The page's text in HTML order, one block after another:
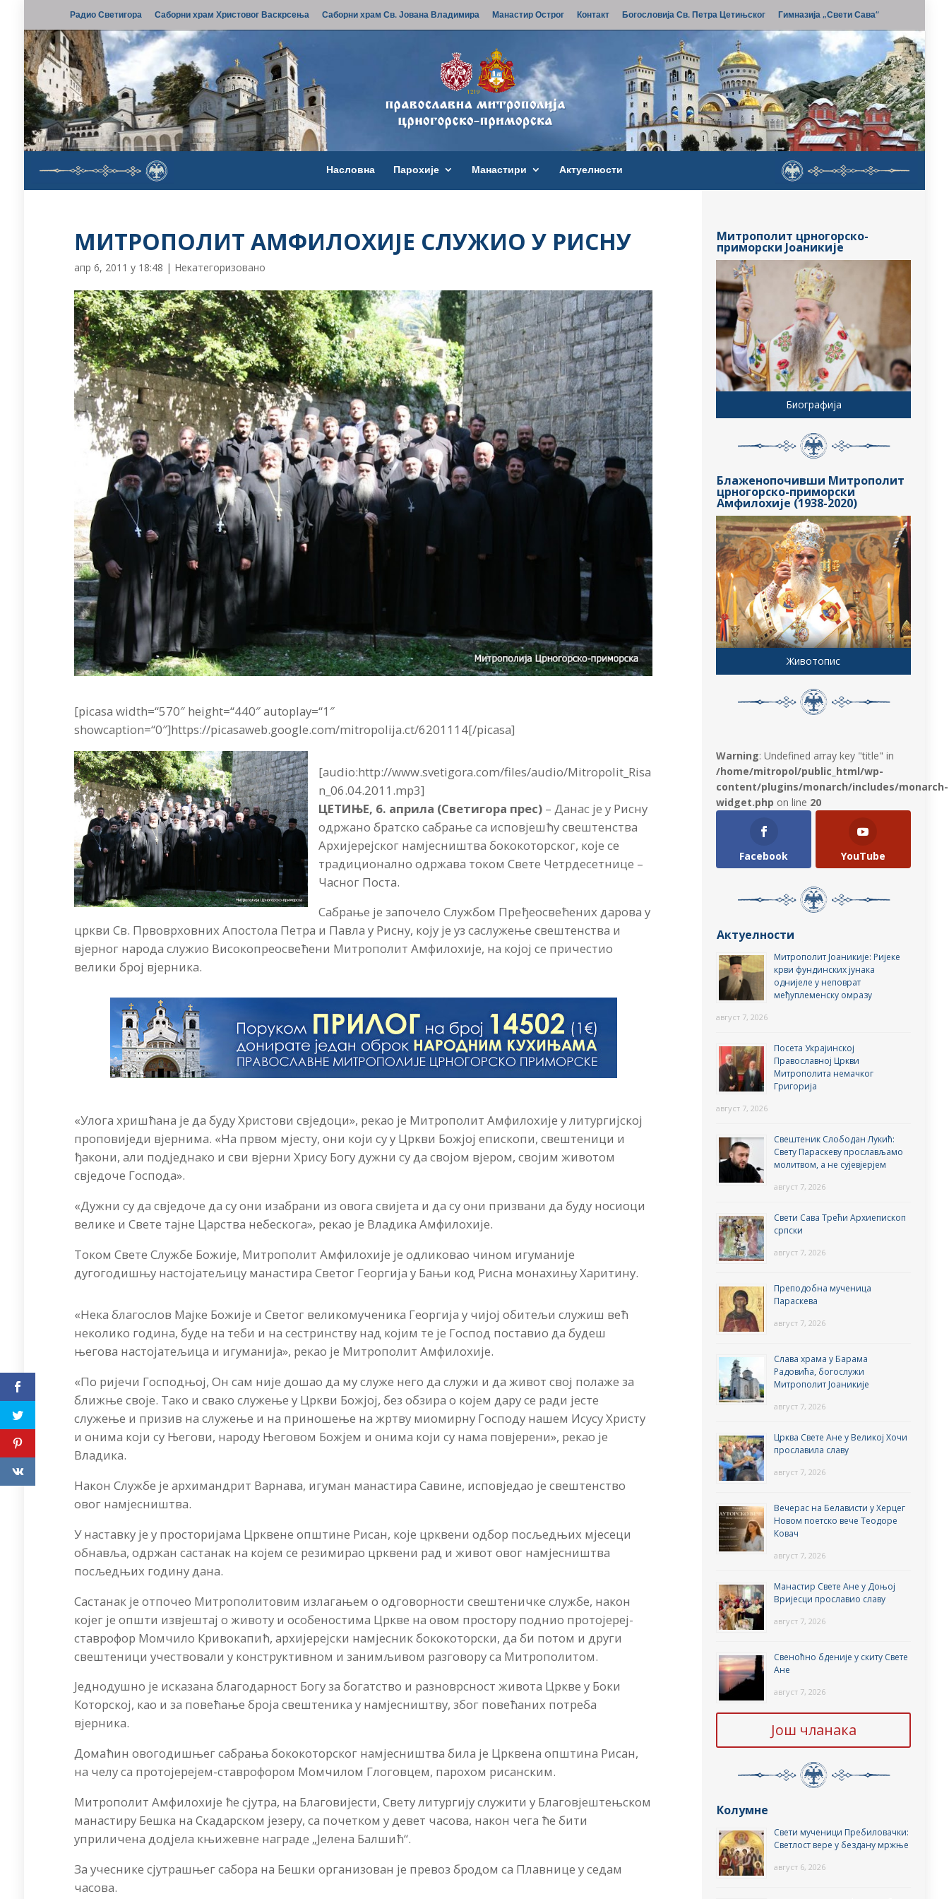
Радио Светигора Саборни храм Христовог Васкрсења Саборни храм Св. Јована Владимира Манастир Острог Контакт Богословија Св. Петра Цетињског Гимназија „Свети Сава“
Насловна Парохије Манастири Актуелности
МИТРОПОЛИТ АМФИЛОХИЈЕ СЛУЖИО У РИСНУ
апр 6, 2011 у 18:48 | Некатегоризовано
[picasa width=“570″ height=“440″ autoplay=“1″
showcaption=“0″]https://picasaweb.google.com/mitropolija.ct/6201114[/picasa]
[audio:http://www.svetigora.com/files/audio/Mitropolit_Risa
n_06.04.2011.mp3]
ЦЕТИЊЕ, 6. априла (Светигора прес) – Данас је у Рисну
одржано братско сабрање са исповјешћу свештенства
Архијерејског намјесништва бококоторског, које се
традиционално одржава током Свете Четрдесетнице –
Часног Поста.
Сабрање је започело Службом Пређеосвећених дарова у
цркви Св. Првоврховних Апостола Петра и Павла у Рисну, коју је уз саслужење свештенства и
вјерног народа служио Високопреосвећени Митрополит Амфилохије, на којој се причестио
велики број вјерника.
«Улога хришћана је да буду Христови свједоци», рекао је Митрополит Амфилохије у литургијској
проповиједи вјернима. «На првом мјесту, они који су у Цркви Божјој епископи, свештеници и
ђакони, али подједнако и сви вјерни Хрису Богу дужни су да својом вјером, својим животом
свједоче Господа».
«Дужни су да свједоче да су они изабрани из овога свијета и да су они призвани да буду носиоци
велике и Свете тајне Царства небескога», рекао је Владика Амфилохије.
Током Свете Службе Божије, Митрополит Амфилохије је одликовао чином игуманије
дугогодишњу настојатељицу манастира Светог Георгија у Бањи код Рисна монахињу Харитину.
«Нека благослов Мајке Божије и Светог великомученика Георгија у чијој обитељи служиш већ
неколико година, буде на теби и на сестринству над којим те је Господ поставио да будеш
његова настојатељица и игуманија», рекао је Митрополит Амфилохије.
«По ријечи Господњој, Он сам није дошао да му служе него да служи и да живот свој полаже за
ближње своје. Тако и свако служење у Цркви Божјој, без обзира о којем дару се ради јесте
служење и призив на служење и на приношење на жртву миомирну Господу нашем Исусу Христу
и онима који су Његови, народу Његовом Божјем и онима који су нама повјерени», рекао је
Владика.
Након Службе је архимандрит Варнава, игуман манастира Савине, исповједао је свештенство
овог намјесништва.
У наставку је у просторијама Црквене општине Рисан, које црквени одбор посљедњих мјесеци
обнавља, одржан састанак на којем се резимирао црквени рад и живот овог намјесништва
посљедњих годину дана.
Састанак је отпочео Митрополитовим излагањем о одговорности свештеничке службе, након
којег је општи извјештај о животу и особеностима Цркве на овом простору поднио протојереј-
ставрофор Момчило Кривокапић, архијерејски намјесник бококоторски, да би потом и други
свештеници учествовали у конструктивном и занимљивом разговору са Митрополитом.
Једнодушно је исказана благодарност Богу за богатство и разноврсност живота Цркве у Боки
Которској, као и за повећање броја свештеника у намјесништву, због повећаних потреба
вјерника.
Домаћин овогодишњег сабрања бококоторског намјесништва била је Црквена општина Рисан,
на челу са протојерејем-ставрофором Момчилом Глоговцем, парохом рисанским.
Митрополит Амфилохије ће сјутра, на Благовијести, Свету литургију служити у Благовјештењском
манастиру Бешка на Скадарском језеру, са почетком у девет часова, након чега ће бити
уприличена додјела књижевне награде „Јелена Балшић“.
За учеснике сјутрашњег сабора на Бешки организован је превоз бродом са Плавнице у седам
часова.
Митрополит црногорско-
приморски Јоаникије
Биографија
Блаженопочивши Митрополит
црногорско-приморски
Амфилохије (1938-2020)
Животопис
Warning: Undefined array key "title" in
/home/mitropol/public_html/wp-
content/plugins/monarch/includes/monarch-
widget.php on line 20
Facebook YouTube
Актуелности
Митрополит Јоаникије: Ријеке
крви фундинских јунака
однијеле у неповрат
међуплеменску омразу
август 7, 2026
Посета Украјинској
Православној Цркви
Митрополита немачког
Григорија
август 7, 2026
Свештеник Слободан Лукић:
Свету Параскеву прослављамо
молитвом, а не сујевјерјем
август 7, 2026
Свети Сава Трећи Архиепископ
српски
август 7, 2026
Преподобна мученица
Параскева
август 7, 2026
Слава храма у Барама
Радовића, богослужи
Митрополит Јоаникије
август 7, 2026
Црква Свете Ане у Великој Хочи
прославила славу
август 7, 2026
Вечерас на Белависти у Херцег
Новом поетско вече Теодоре
Ковач
август 7, 2026
Манастир Свете Ане у Доњој
Вријесци прославио славу
август 7, 2026
Свеноћно бденије у скиту Свете
Ане
август 7, 2026
Још чланака
Колумне
Свети мученици Пребиловачки:
Светлост вере у бездану мржње
август 6, 2026